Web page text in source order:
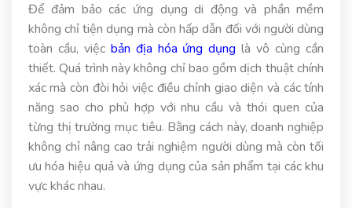
Để đảm bảo các ứng dụng di động và phần mềm
không chỉ tiện dụng mà còn hấp dẫn đối với người dùng
toàn cầu, việc bản địa hóa ứng dụng là vô cùng cần
thiết. Quá trình này không chỉ bao gồm dịch thuật chính
xác mà còn đòi hỏi việc điều chỉnh giao diện và các tính
năng sao cho phù hợp với nhu cầu và thói quen của
từng thị trường mục tiêu. Bằng cách này, doanh nghiệp
không chỉ nâng cao trải nghiệm người dùng mà còn tối
ưu hóa hiệu quả và ứng dụng của sản phẩm tại các khu
vực khác nhau.